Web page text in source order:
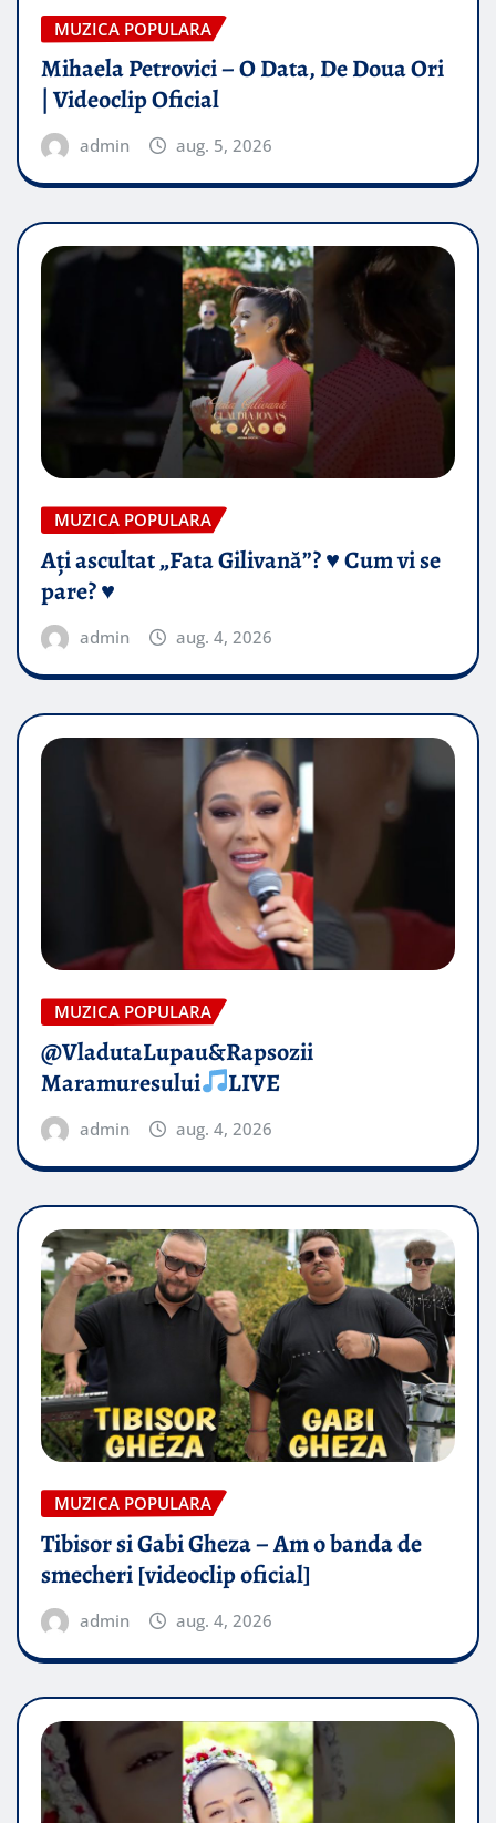
MUZICA POPULARA
Mihaela Petrovici – O Data, De Doua Ori
| Videoclip Oficial
admin aug. 5, 2026
MUZICA POPULARA
Ați ascultat „Fata Gilivană”? ♥️ Cum vi se
pare? ♥️
admin aug. 4, 2026
MUZICA POPULARA
@VladutaLupau&Rapsozii
Maramuresului
LIVE
admin aug. 4, 2026
MUZICA POPULARA
Tibisor si Gabi Gheza – Am o banda de
smecheri [videoclip oficial]
admin aug. 4, 2026